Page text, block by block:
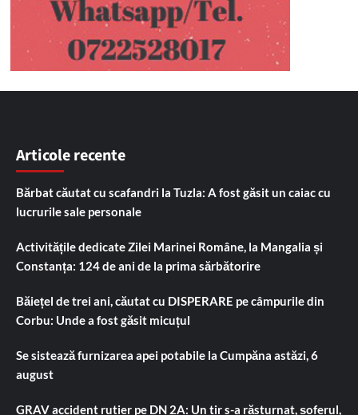
Articole recente
Bărbat căutat cu scafandri la Tuzla: A fost găsit un caiac cu
lucrurile sale personale
Activitățile dedicate Zilei Marinei Române, la Mangalia și
Constanța: 124 de ani de la prima sărbătorire
Băiețel de trei ani, căutat cu DISPERARE pe câmpurile din
Corbu: Unde a fost găsit micuțul
Se sistează furnizarea apei potabile la Cumpăna astăzi, 6
august
GRAV accident rutier pe DN 2A: Un tir s-a răsturnat, șoferul,